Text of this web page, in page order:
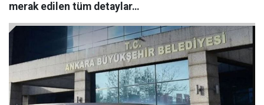
merak edilen tüm detaylar…